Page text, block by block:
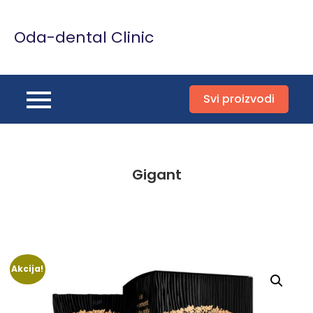
content
Oda-dental Clinic
Svi proizvodi
Gigant
Akcija!